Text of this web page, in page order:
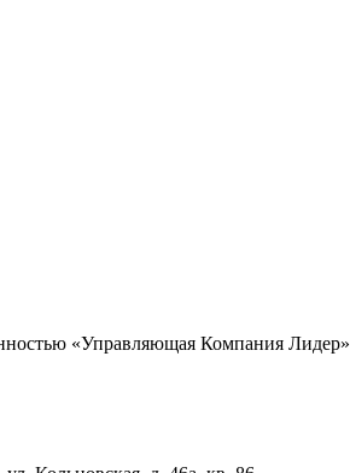
«Управляющая Компания Лидер»